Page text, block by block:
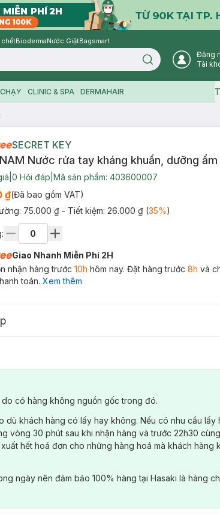
chếtBiodermaNước GiặtBagsmart
Search icon
Đăng
Tài
CLINIC & SPA DERMAHAIR
SECRET KEY
Nước rửa tay kháng khuẩn, dưỡng
0 Hỏi đáp Mã sản phẩm: 403600007
₫(Đã bao gồm VAT)
75.000 ₫ - Tiết kiệm: 26.000 ₫(35%)
Giao Nhanh Miễn Phí 2H
nhận hàng trước 10h hôm nay. Đặt hàng trước 8h và
toán. Xem thêm
có hàng không nguồn gốc trong đó.
dù khách hàng có lấy hay không. Nếu có nhu cầu lấy
vòng 30 phút sau khi nhận hàng và trước 22h30
hết hoá đơn cho những hàng hoá mà khách hàng
ngày nên đảm bảo 100% hàng tại Hasaki là hàng